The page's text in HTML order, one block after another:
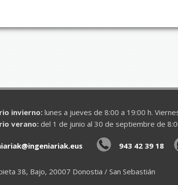
invierno:lunes a jueves de 8:00 a 19:00 h.
verano:del 1 de junio al 30 de septiembre de
943 42 39 18
38, Bajo, 20007 Donostia / San Sebastián